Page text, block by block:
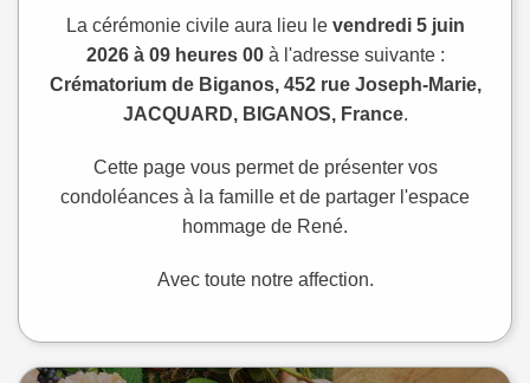
La cérémonie civile aura lieu le vendredi 5 juin
2026 à 09 heures 00à l'adresse suivante :
Crématorium de Biganos, 452 rue Joseph-Marie,
JACQUARD, BIGANOS, France.
Cette page vous permet de présenter vos
condoléances à la famille et de partager l'espace
hommage de René.
Avec toute notre affection.